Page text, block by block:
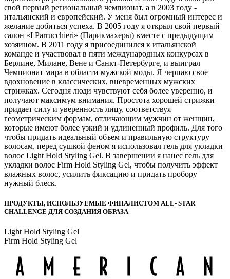
свой первый региональный чемпионат, а в 2003 году -
итальянский и европейский. У меня был огромный интерес и
желание добиться успеха. В 2005 году я открыл свой первый
салон «I Parrucchieri» (Парикмахеры) вместе с предыдущим
хозяином. В 2011 году я присоединился к итальянской
команде и участвовал в пяти международных конкурсах в
Берлине, Милане, Вене и Санкт-Петербурге, и выиграл
Чемпионат мира в области мужской моды. Я черпаю свое
вдохновение в классических, вневременных мужских
стрижках. Сегодня люди чувствуют себя более уверенно, и
получают максимум внимания. Простота хорошей стрижки
придает силу и уверенность лицу, соответствуя
геометрическим формам, отличающим мужчин от женщин,
которые имеют более узкий и удлиненный профиль. Для того
чтобы придать идеальный объем и правильную структуру
волосам, перед сушкой феном я использовал гель для укладки
волос Light Hold Styling Gel. В завершении я нанес гель для
укладки волос Firm Hold Styling Gel, чтобы получить эффект
влажных волос, усилить фиксацию и придать пробору
нужный блеск.
ПРОДУКТЫ, ИСПОЛЬЗУЕМЫЕ ФИНАЛИСТОМ ALL- STAR
CHALLENGE ДЛЯ СОЗДАНИЯ ОБРАЗА
Light Hold Styling Gel
Firm Hold Styling Gel